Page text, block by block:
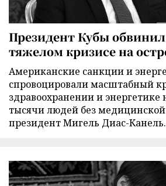
Президент Кубы
тяжелом кризисе на
Американские санкции и
спровоцировали масштабный
здравоохранении и энергетике
тысячи людей без
президент Мигель Диас-Канель.